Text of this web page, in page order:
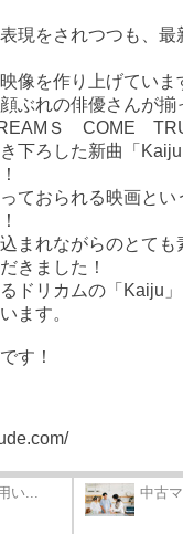
現をされつつも、最
像を作り上げていま
ぶれの俳優さんが揃
Ｓ COME
下ろした新曲「Kaiju
ておられる映画とい
まれながらのとても
きました！
ドリカムの「Kaiju
ます。
す！
い... 中古